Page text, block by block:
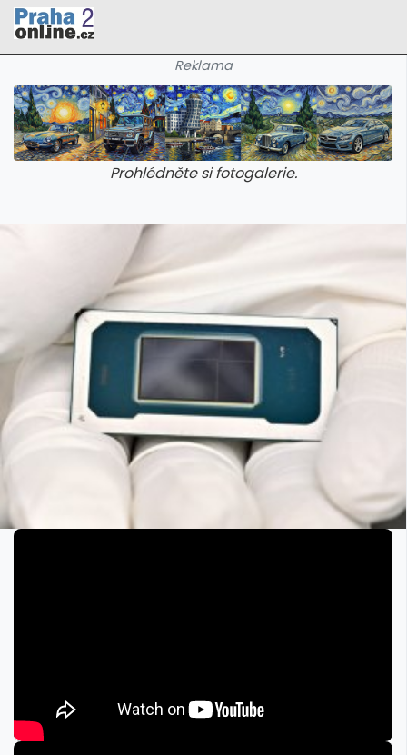
Reklama
Prohlédněte si fotogalerie.